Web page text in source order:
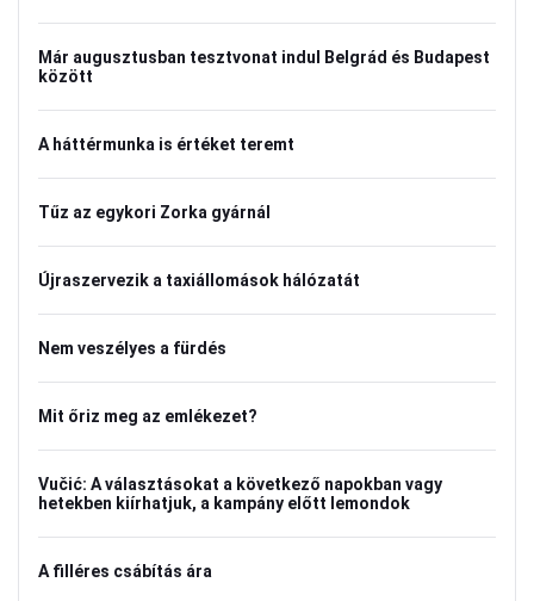
Már augusztusban tesztvonat indul Belgrád és Budapest
között
A háttérmunka is értéket teremt
Tűz az egykori Zorka gyárnál
Újraszervezik a taxiállomások hálózatát
Nem veszélyes a fürdés
Mit őriz meg az emlékezet?
Vučić: A választásokat a következő napokban vagy
hetekben kiírhatjuk, a kampány előtt lemondok
A filléres csábítás ára